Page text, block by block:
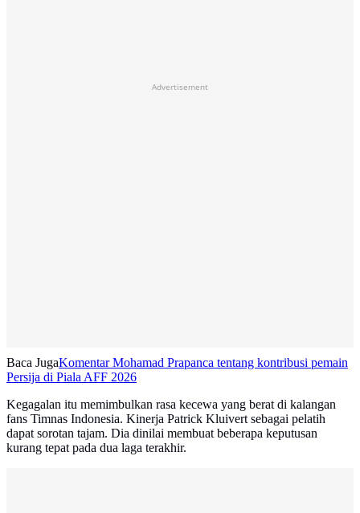
Advertisement
Baca JugaKomentar Mohamad Prapanca tentang kontribusi pemain
Persija di Piala AFF 2026
Kegagalan itu memimbulkan rasa kecewa yang berat di kalangan
fans Timnas Indonesia. Kinerja Patrick Kluivert sebagai pelatih
dapat sorotan tajam. Dia dinilai membuat beberapa keputusan
kurang tepat pada dua laga terakhir.